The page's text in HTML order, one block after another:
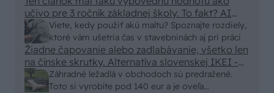
Viete, kedy použiť akú maltu? Spoznajte rozdiely,
ktoré vám ušetria čas v stavebninách aj pri práci
učivo pre 3 ročník základnej školy. To fakt? AI
alebo nejaka kniha z VŠ? Dnešné rychlotvrdnuce
malty - pevnosť 40 Mpa a doba schnutia tak 15
minut , k tomu vodotesné s kryštálikou. A rozdiel
- schnutie a zretie. Nič?
Záhradné ležadlá v obchodoch sú predražené.
Toto si vyrobíte pod 140 eur a je oveľa
Žiadne čapovanie alebo zadlabávanie, všetko len
na čínske skrutky. Alternatíva slovenskej IKEI -
čo sa týka pevnosti. Autor si nedal veľa námahy s
remeselným spracovaním, škoda. No lepšie než